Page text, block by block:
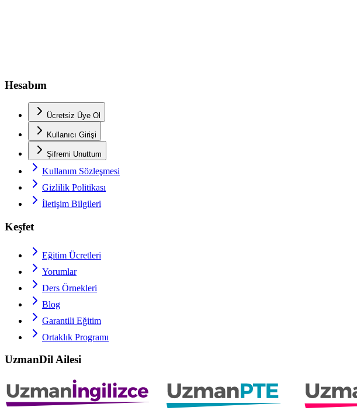
Hesabım
Ücretsiz Üye Ol
Kullanıcı Girişi
Şifremi Unuttum
Kullanım Sözleşmesi
Gizlilik Politikası
İletişim Bilgileri
Keşfet
Eğitim Ücretleri
Yorumlar
Ders Örnekleri
Blog
Garantili Eğitim
Ortaklık Programı
UzmanDil Ailesi